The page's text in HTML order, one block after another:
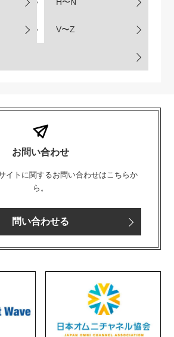
V〜Z
お問い合わせ
イトに関するお問い合わせはこちらか
ら。
問い合わせる